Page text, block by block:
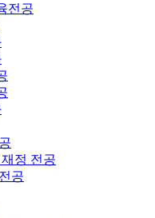
전공
정 전공
공